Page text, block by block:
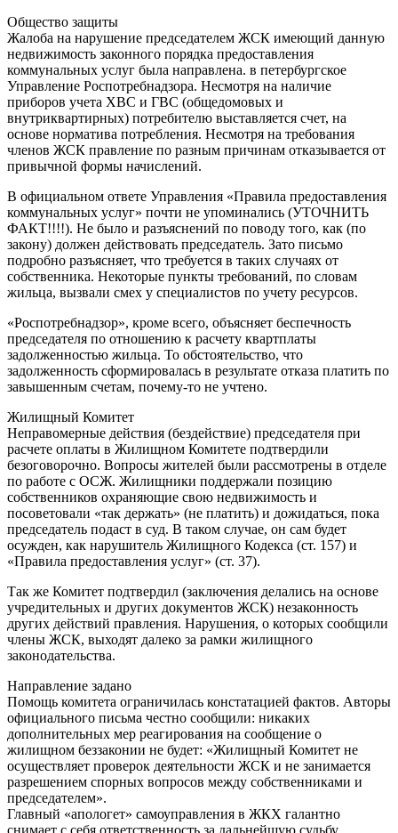
Общество защиты
Жалоба на нарушение председателем ЖСК имеющий данную
недвижимость законного порядка предоставления
коммунальных услуг была направлена. в петербургское
Управление Роспотребнадзора. Несмотря на наличие
приборов учета ХВС и ГВС (общедомовых и
внутриквартирных) потребителю выставляется счет, на
основе норматива потребления. Несмотря на требования
членов ЖСК правление по разным причинам отказывается от
привычной формы начислений.
В официальном ответе Управления «Правила предоставления
коммунальных услуг» почти не упоминались (УТОЧНИТЬ
ФАКТ!!!!). Не было и разъяснений по поводу того, как (по
закону) должен действовать председатель. Зато письмо
подробно разъясняет, что требуется в таких случаях от
собственника. Некоторые пункты требований, по словам
жильца, вызвали смех у специалистов по учету ресурсов.
«Роспотребнадзор», кроме всего, объясняет беспечность
председателя по отношению к расчету квартплаты
задолженностью жильца. То обстоятельство, что
задолженность сформировалась в результате отказа платить по
завышенным счетам, почему-то не учтено.
Жилищный Комитет
Неправомерные действия (бездействие) председателя при
расчете оплаты в Жилищном Комитете подтвердили
безоговорочно. Вопросы жителей были рассмотрены в отделе
по работе с ОСЖ. Жилищники поддержали позицию
собственников охраняющие свою недвижимость и
посоветовали «так держать» (не платить) и дожидаться, пока
председатель подаст в суд. В таком случае, он сам будет
осужден, как нарушитель Жилищного Кодекса (ст. 157) и
«Правила предоставления услуг» (ст. 37).
Так же Комитет подтвердил (заключения делались на основе
учредительных и других документов ЖСК) незаконность
других действий правления. Нарушения, о которых сообщили
члены ЖСК, выходят далеко за рамки жилищного
законодательства.
Направление задано
Помощь комитета ограничилась констатацией фактов. Авторы
официального письма честно сообщили: никаких
дополнительных мер реагирования на сообщение о
жилищном беззаконии не будет: «Жилищный Комитет не
осуществляет проверок деятельности ЖСК и не занимается
разрешением спорных вопросов между собственниками и
председателем».
Главный «апологет» самоуправления в ЖКХ галантно
снимает с себя ответственность за дальнейшую судьбу